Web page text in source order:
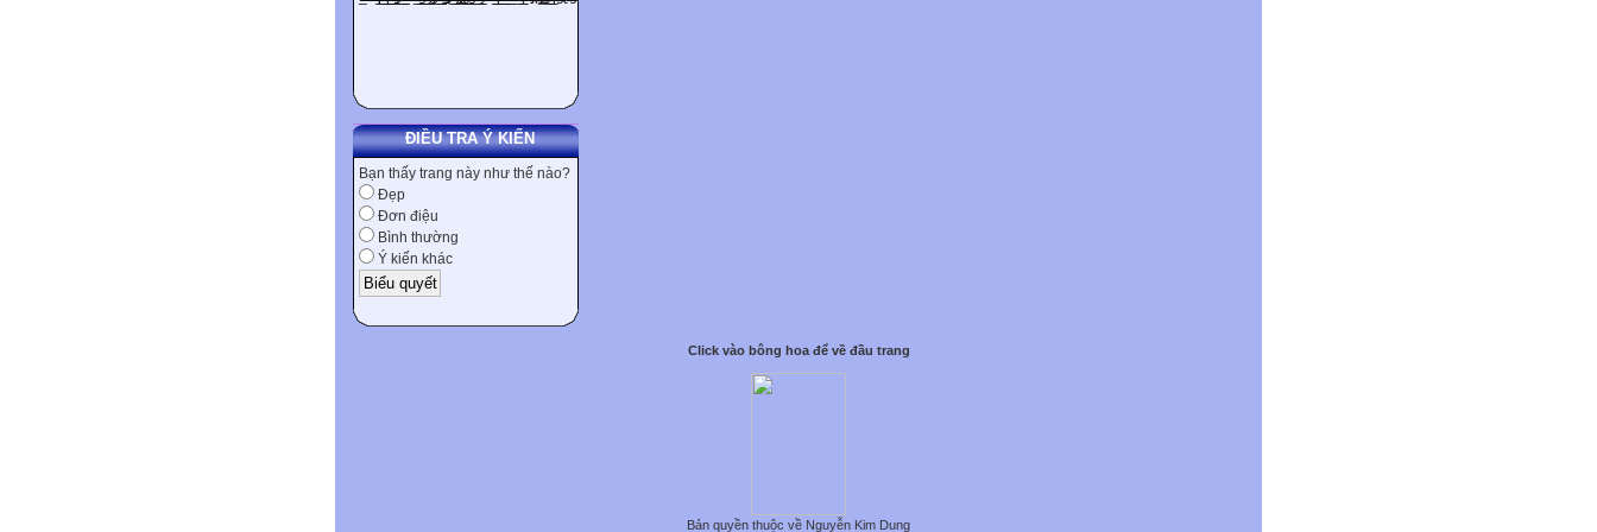
ĐIỀU TRA Ý KIẾN
Bạn thấy trang này như thế nào?
Đẹp
Đơn điệu
Bình thường
Ý kiến khác
Click vào bông hoa để về đầu trang
Bản quyền thuộc về Nguyễn Kim Dung